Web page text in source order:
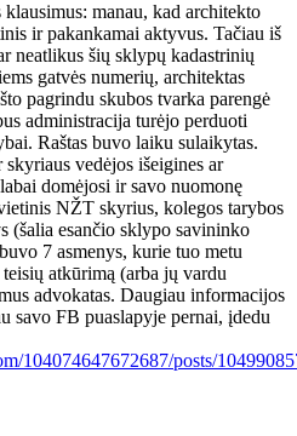
manau, kad architekto
ir pakankamai aktyvus. Tačiau iš
neatlikus šių sklypų kadastrinių
gatvės numerių, architektas
pagrindu skubos tvarka parengė
administracija turėjo perduoti
Raštas buvo laiku sulaikytas.
vedėjos išeigines ar
domėjosi ir savo nuomonę
NŽT skyrius, kolegos tarybos
(šalia esančio sklypo savininko
7 asmenys, kurie tuo metu
atkūrimą (arba jų vardu
advokatas. Daugiau informacijos
savo FB puaslapyje pernai, įdedu
104074647672687/posts/